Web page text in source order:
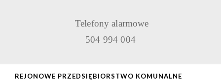
Telefony alarmowe
504 994 004
REJONOWE PRZEDSIĘBIORSTWO KOMUNALNE